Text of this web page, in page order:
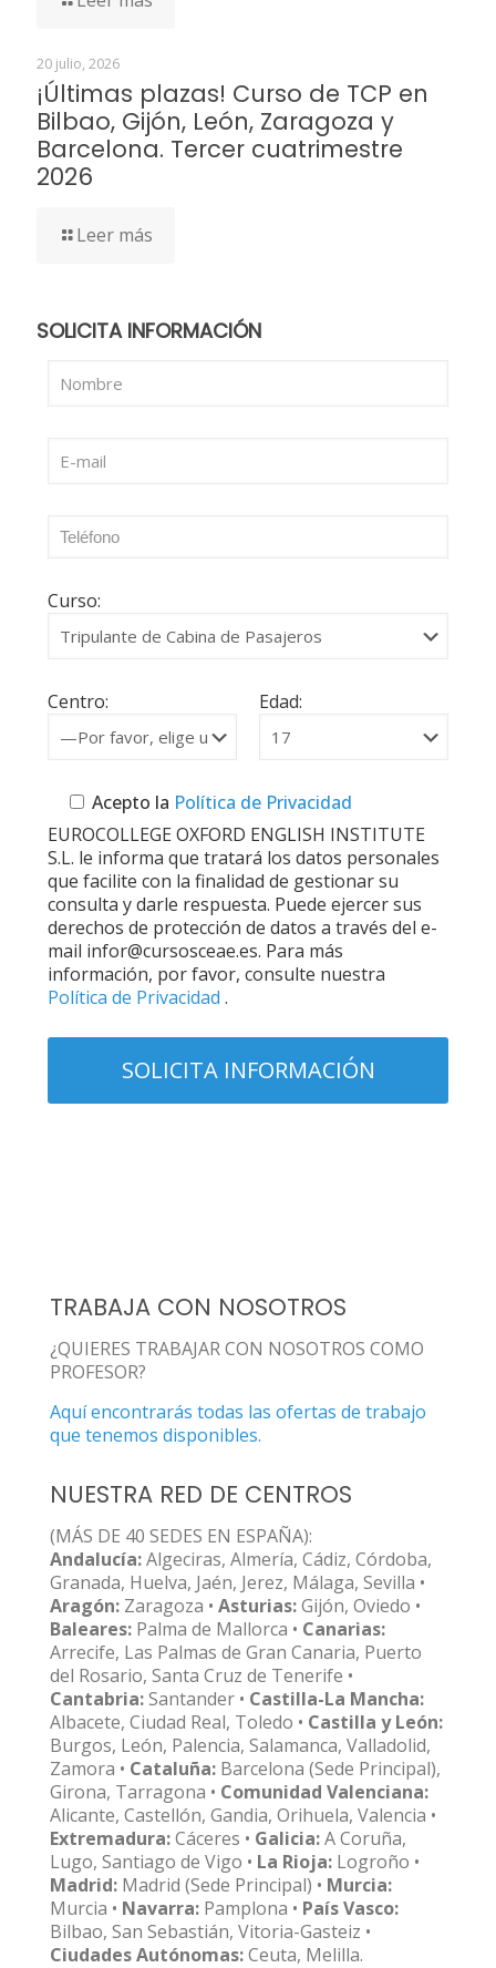
20 julio, 2026
¡Últimas plazas! Curso de TCP en
Bilbao, Gijón, León, Zaragoza y
Barcelona. Tercer cuatrimestre
2026
Leer más
SOLICITA INFORMACIÓN
Curso:
Centro: Edad:
Acepto la Política de Privacidad
EUROCOLLEGE OXFORD ENGLISH INSTITUTE
S.L. le informa que tratará los datos personales
que facilite con la finalidad de gestionar su
consulta y darle respuesta. Puede ejercer sus
derechos de protección de datos a través del e-
mail infor@cursosceae.es. Para más
información, por favor, consulte nuestra
Política de Privacidad .
TRABAJA CON NOSOTROS
¿QUIERES TRABAJAR CON NOSOTROS COMO
PROFESOR?
Aquí encontrarás todas las ofertas de trabajo
que tenemos disponibles.
NUESTRA RED DE CENTROS
(MÁS DE 40 SEDES EN ESPAÑA):
Andalucía:Algeciras, Almería, Cádiz, Córdoba,
Granada, Huelva, Jaén, Jerez, Málaga, Sevilla •
Aragón: Zaragoza • Asturias:Gijón, Oviedo •
Baleares: Palma de Mallorca • Canarias:
Arrecife, Las Palmas de Gran Canaria, Puerto
del Rosario, Santa Cruz de Tenerife •
Cantabria:Santander • Castilla-La Mancha:
Albacete, Ciudad Real, Toledo • Castilla y León:
Burgos, León, Palencia, Salamanca, Valladolid,
Zamora • Cataluña: Barcelona (Sede Principal),
Girona, Tarragona • Comunidad Valenciana:
Alicante, Castellón, Gandia, Orihuela, Valencia •
Extremadura:Cáceres • Galicia:A Coruña,
Lugo, Santiago de Vigo • La Rioja: Logroño •
Madrid: Madrid (Sede Principal) • Murcia:
Murcia • Navarra: Pamplona • País Vasco:
Bilbao, San Sebastián, Vitoria-Gasteiz •
Ciudades Autónomas:Ceuta, Melilla.